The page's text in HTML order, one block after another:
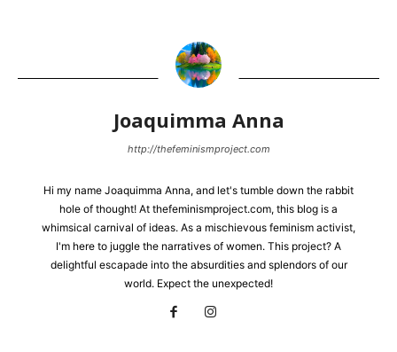
Joaquimma Anna
http://thefeminismproject.com
Hi my name Joaquimma Anna, and let's tumble down the rabbit
hole of thought! At thefeminismproject.com, this blog is a
whimsical carnival of ideas. As a mischievous feminism activist,
I'm here to juggle the narratives of women. This project? A
delightful escapade into the absurdities and splendors of our
world. Expect the unexpected!